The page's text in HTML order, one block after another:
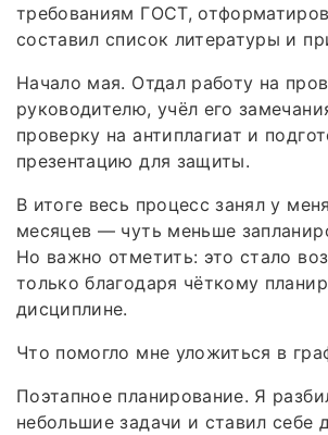
требованиям ГОСТ,
составил список литературы и
Начало мая. Отдал работу на
руководителю, учёл его
проверку на антиплагиат и
презентацию для защиты.
В итоге весь процесс занял у
месяцев — чуть меньше
Но важно отметить: это стало
только благодаря чёткому
дисциплине.
Что помогло мне уложиться в
Поэтапное планирование. Я
небольшие задачи и ставил себе